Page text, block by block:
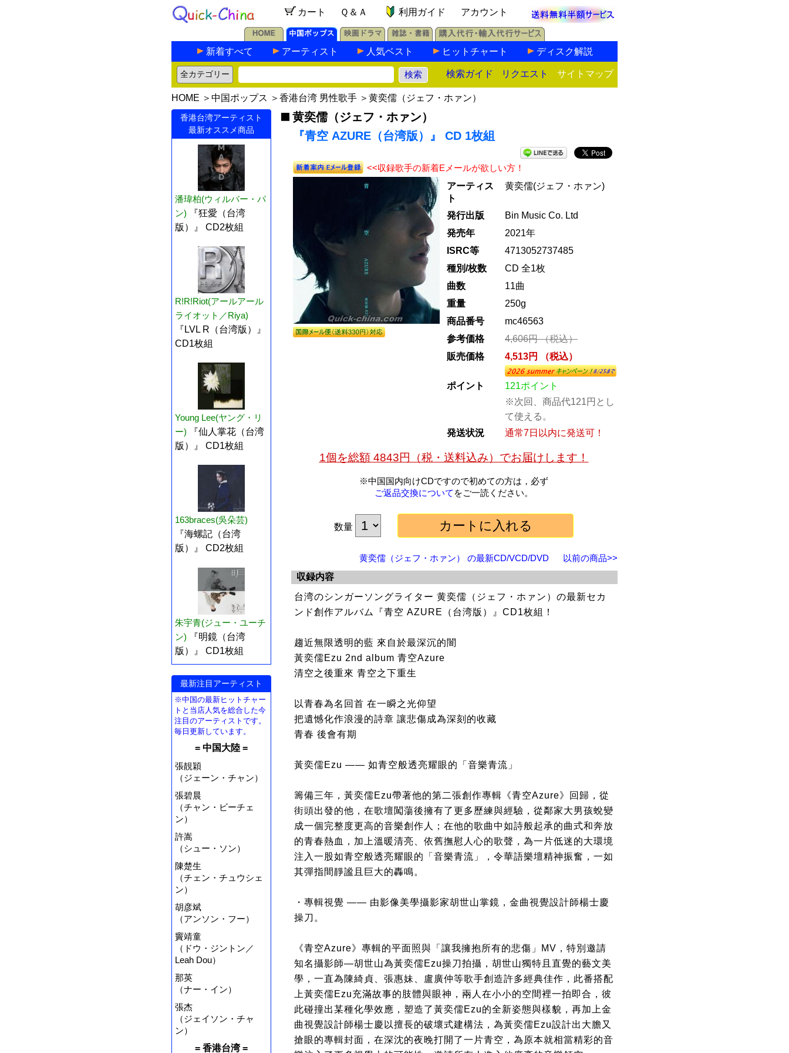
カート Ｑ＆Ａ 利用ガイド アカウント
新着すべて アーティスト 人気ベスト ヒットチャート ディスク解説
検索ガイド リクエスト サイトマップ
HOME ＞ 中国ポップス ＞ 香港台湾 男性歌手 ＞ 黄奕儒（ジェフ・ホァン）
香港台湾アーティスト
最新オススメ商品
潘瑋柏(ウィルバー・パ
ン)
『狂愛（台湾
版）』 CD2枚組
R!R!Riot(アールアール
ライオット／Riya)
『LVL R（台湾版）』
CD1枚組
Young Lee(ヤング・リ
ー)
『仙人掌花（台湾
版）』 CD1枚組
163braces(吳朵芸)
『海螺記（台湾
版）』 CD2枚組
朱宇青(ジュー・ユーチ
ン)
『明鏡（台湾
版）』 CD1枚組
最新注目アーティスト
※中国の最新ヒットチャー
トと当店人気を総合した今
注目のアーティストです。
毎日更新しています。
= 中国大陸 =
張靚穎
（ジェーン・チャン）
張碧晨
（チャン・ビーチェ
ン）
許嵩
（シュー・ソン）
陳楚生
（チェン・チュウシェ
ン）
胡彦斌
（アンソン・フー）
竇靖童
（ドウ・ジントン／
Leah Dou）
那英
（ナー・イン）
張杰
（ジェイソン・チャ
ン）
= 香港台湾 =
黄奕儒（ジェフ・ホァン）
『青空 AZURE（台湾版）』 CD 1枚組
<<収録歌手の新着Eメールが欲しい方！
アーティス
ト
黄奕儒(ジェフ・ホァン)
発行出版
Bin Music Co. Ltd
発売年
2021年
ISRC等
4713052737485
種別/枚数
CD 全1枚
曲数
11曲
重量
250g
商品番号
mc46563
参考価格
4,606円 （税込）
販売価格
4,513円 （税込）
ポイント
121ポイント
※次回、商品代121円とし
て使える。
発送状況
通常7日以内に発送可！
1個を総額 4843円（税・送料込み）でお届けします！
※中国国内向けCDですので初めての方は，必ず
ご返品交換について をご一読ください。
数量
以前の商品>>
黄奕儒（ジェフ・ホァン） の最新CD/VCD/DVD
収録内容
台湾のシンガーソングライター 黄奕儒（ジェフ・ホァン）の最新セカ
ンド創作アルバム『青空 AZURE（台湾版）』CD1枚組！
趨近無限透明的藍 來自於最深沉的闇
黃奕儒Ezu 2nd album 青空Azure
清空之後重來 青空之下重生
以青春為名回首 在一瞬之光仰望
把遺憾化作浪漫的詩章 讓悲傷成為深刻的收藏
青春 後會有期
黃奕儒Ezu —— 如青空般透亮耀眼的「音樂青流」
籌備三年，黃奕儒Ezu帶著他的第二張創作專輯《青空Azure》回歸，從
街頭出發的他，在歌壇闖蕩後擁有了更多歷練與經驗，從鄰家大男孩蛻變
成一個完整度更高的音樂創作人；在他的歌曲中如詩般起承的曲式和奔放
的青春熱血，加上溫暖清亮、依舊撫慰人心的歌聲，為一片低迷的大環境
注入一股如青空般透亮耀眼的「音樂青流」，令華語樂壇精神振奮，一如
其彈指間靜謐且巨大的轟鳴。
・專輯視覺 —— 由影像美學攝影家胡世山掌鏡，金曲視覺設計師楊士慶
操刀。
《青空Azure》專輯的平面照與「讓我擁抱所有的悲傷」MV，特別邀請
知名攝影師—胡世山為黃奕儒Ezu操刀拍攝，胡世山獨特且直覺的藝文美
學，一直為陳綺貞、張惠妹、盧廣仲等歌手創造許多經典佳作，此番搭配
上黃奕儒Ezu充滿故事的肢體與眼神，兩人在小小的空間裡一拍即合，彼
此碰撞出某種化學效應，塑造了黃奕儒Ezu的全新姿態與樣貌，再加上金
曲視覺設計師楊士慶以擅長的破壞式建構法，為黃奕儒Ezu設計出大膽又
搶眼的專輯封面，在深沈的夜晚打開了一片青空，為原本就相當精彩的音